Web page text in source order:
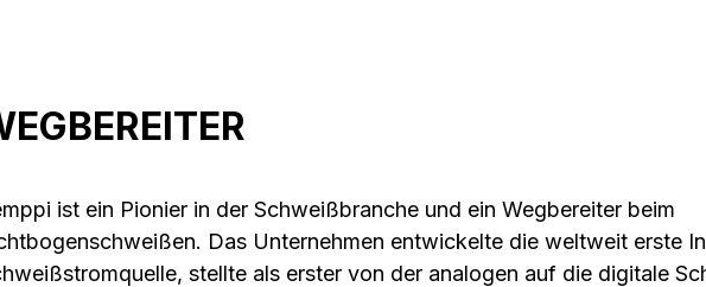
ist ein Pionier in der Schweißbranche und ein Wegbereiter beim
Das Unternehmen entwickelte die weltweit erste
stellte als erster von der analogen auf die digitale